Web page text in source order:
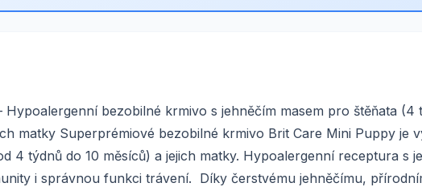
bezobilné krmivo s jehněčím masem pro štěňata (4
matky Superprémiové bezobilné krmivo Brit Care Mini Puppy je
4 týdnů do 10 měsíců) a jejich matky. Hypoalergenní receptura s
i správnou funkci trávení. Díky čerstvému jehněčímu,